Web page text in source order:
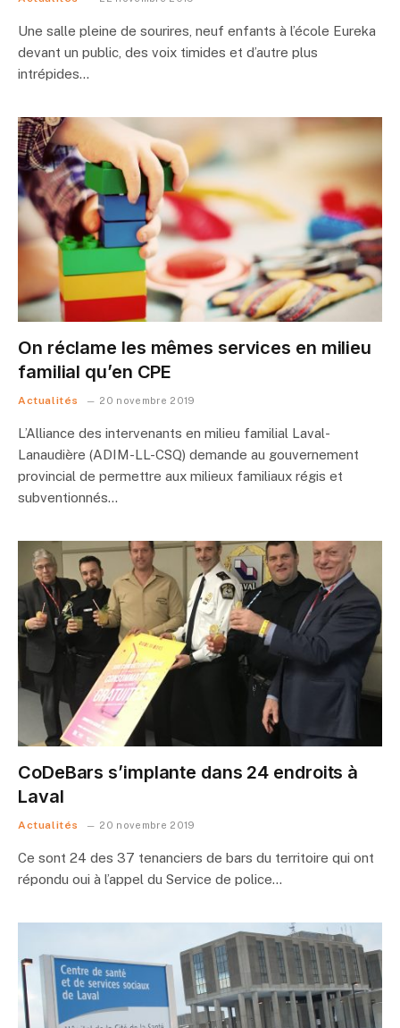
Une salle pleine de sourires, neuf enfants à l’école Eureka
devant un public, des voix timides et d’autre plus
intrépides…
On réclame les mêmes services en milieu
familial qu’en CPE
Actualités 20 novembre 2019
L’Alliance des intervenants en milieu familial Laval-
Lanaudière (ADIM-LL-CSQ) demande au gouvernement
provincial de permettre aux milieux familiaux régis et
subventionnés…
CoDeBars s’implante dans 24 endroits à
Laval
Actualités 20 novembre 2019
Ce sont 24 des 37 tenanciers de bars du territoire qui ont
répondu oui à l’appel du Service de police…